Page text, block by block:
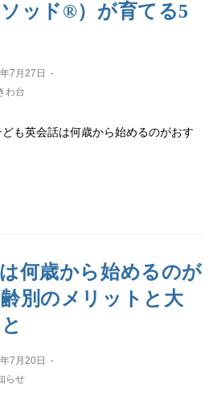
ッド®）が育てる5
7月27日
わ台
も英会話は何歳から始めるのがおす
何歳から始めるのが
別のメリットと大
7月20日
らせ